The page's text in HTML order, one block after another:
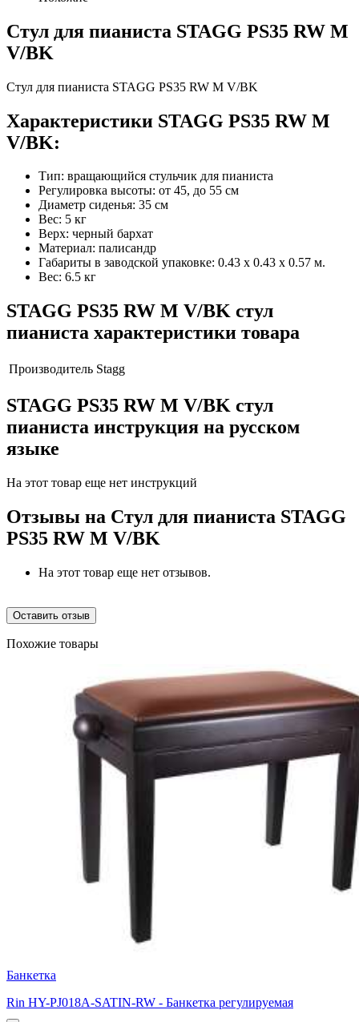
Стул для пианиста STAGG PS35 RW M
V/BK
Стул для пианиста STAGG PS35 RW M V/BK
Характеристики STAGG PS35 RW M
V/BK:
Тип: вращающийся стульчик для пианиста
Регулировка высоты: от 45, до 55 см
Диаметр сиденья: 35 см
Вес: 5 кг
Верх: черный бархат
Материал: палисандр
Габариты в заводской упаковке: 0.43 x 0.43 x 0.57 м.
Вес: 6.5 кг
STAGG PS35 RW M V/BK стул
пианиста характеристики товара
Производитель Stagg
STAGG PS35 RW M V/BK стул
пианиста инструкция на русском
языке
На этот товар еще нет инструкций
Отзывы на Стул для пианиста STAGG
PS35 RW M V/BK
На этот товар еще нет отзывов.
Оставить отзыв
Похожие товары
Банкетка
Rin HY-PJ018A-SATIN-RW - Банкетка регулируемая